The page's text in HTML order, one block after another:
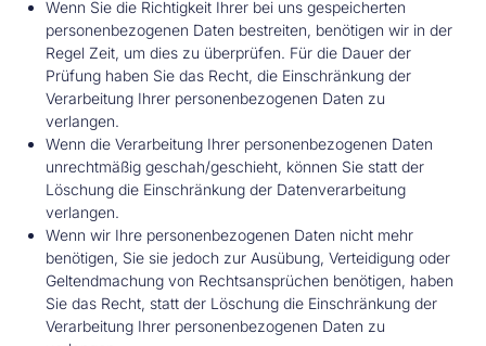
Wenn Sie die Richtigkeit Ihrer bei uns gespeicherten
personenbezogenen Daten bestreiten, benötigen wir in der
Regel Zeit, um dies zu überprüfen. Für die Dauer der
Prüfung haben Sie das Recht, die Einschränkung der
Verarbeitung Ihrer personenbezogenen Daten zu
verlangen.
Wenn die Verarbeitung Ihrer personenbezogenen Daten
unrechtmäßig geschah/geschieht, können Sie statt der
Löschung die Einschränkung der Datenverarbeitung
verlangen.
Wenn wir Ihre personenbezogenen Daten nicht mehr
benötigen, Sie sie jedoch zur Ausübung, Verteidigung oder
Geltendmachung von Rechtsansprüchen benötigen, haben
Sie das Recht, statt der Löschung die Einschränkung der
Verarbeitung Ihrer personenbezogenen Daten zu